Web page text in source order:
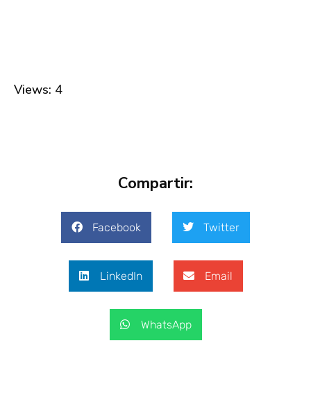
Views: 4
Compartir:
Facebook Twitter
LinkedIn Email
WhatsApp